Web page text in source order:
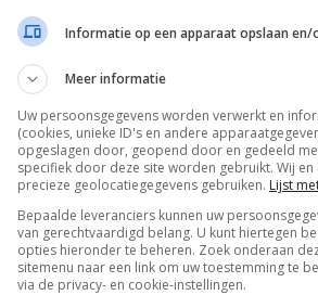
| Snapchat Lterveld. Als je iets
@Lterveld #gwesse
Informatie op een apparaat opslaan en/
Meer informatie
Uw persoonsgegevens worden verwerkt en
(cookies, unieke ID's en andere
opgeslagen door, geopend door en gedeeld
specifiek door deze site worden gebruikt. Wij
precieze geolocatiegegevens gebruiken. Lijst
Bepaalde leveranciers kunnen uw
van gerechtvaardigd belang. U kunt hiertegen
opties hieronder te beheren. Zoek onderaan
sitemenu naar een link om uw toestemming te
via de privacy- en cookie-instellingen.